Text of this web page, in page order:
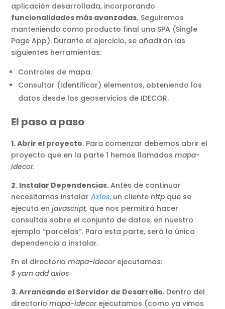
aplicación desarrollada, incorporando
funcionalidades más avanzadas. Seguiremos
manteniendo como producto final una SPA (Single
Page App). Durante el ejercicio, se añadirán las
siguientes herramientas:
Controles de mapa.
Consultar (Identificar) elementos, obteniendo los
datos desde los geoservicios de IDECOR.
El paso a paso
1. Abrir el proyecto. Para comenzar debemos abrir el
proyecto que en la parte 1 hemos llamadosmapa-
idecor.
2. Instalar Dependencias.Antes de continuar
necesitamos instalarAxios, un clientehttp que se
ejecuta enjavascript, que nos permitirá hacer
consultas sobre el conjunto de datos, en nuestro
ejemplo “parcelas”. Para esta parte, será la única
dependencia a instalar.
En el directoriomapa-idecorejecutamos:
$ yarn add axios
3. Arrancando el Servidor de Desarrollo. Dentro del
directoriomapa-idecorejecutamos (como ya vimos